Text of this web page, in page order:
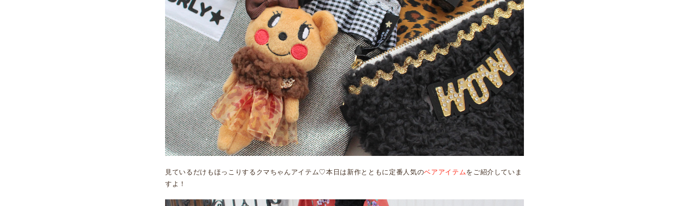
見ているだけもほっこりするクマちゃんアイテム♡本日は新作とともに定番人気のベアアイテムをご紹介していま
すよ！